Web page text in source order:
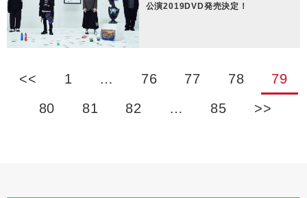
公演2019DVD発売決定！
<< 1 … 76 77 78
79
80
81 82 … 85 >>